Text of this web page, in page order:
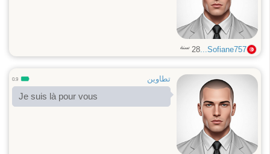
Sofiane757...
28 سنة
تطاوين 0.9
Je suis là pour vous